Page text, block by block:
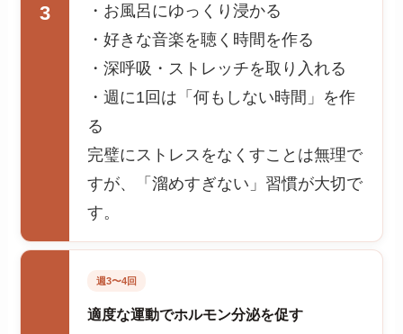
3
・お風呂にゆっくり浸かる
・好きな音楽を聴く時間を作る
・深呼吸・ストレッチを取り入れる
・週に1回は「何もしない時間」を作
る
完璧にストレスをなくすことは無理で
すが、「溜めすぎない」習慣が大切で
す。
週3〜4回
適度な運動でホルモン分泌を促す